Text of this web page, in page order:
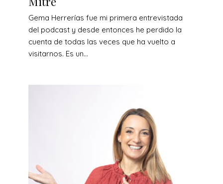
Gema Herrerías fue mi primera entrevistada
del podcast y desde entonces he perdido la
cuenta de todas las veces que ha vuelto a
visitarnos. Es un...